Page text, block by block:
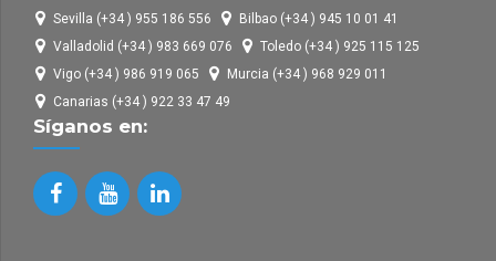
Sevilla (+34 ) 955 186 556
Bilbao (+34 ) 945 10 01 41
Valladolid (+34 ) 983 669 076
Toledo (+34 ) 925 115 125
Vigo (+34 ) 986 919 065
Murcia (+34 ) 968 929 011
Canarias (+34 ) 922 33 47 49
Síganos en: